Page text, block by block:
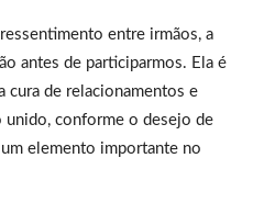
entre irmãos, a
antes de participarmos. Ela é
cura de relacionamentos e
unido, conforme o desejo de
elemento importante no